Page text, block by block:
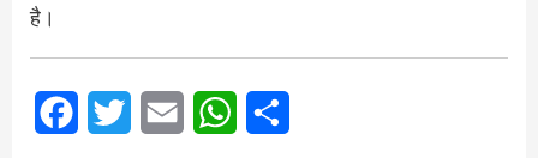
है।
FacebookTwitter Email WhatsApp